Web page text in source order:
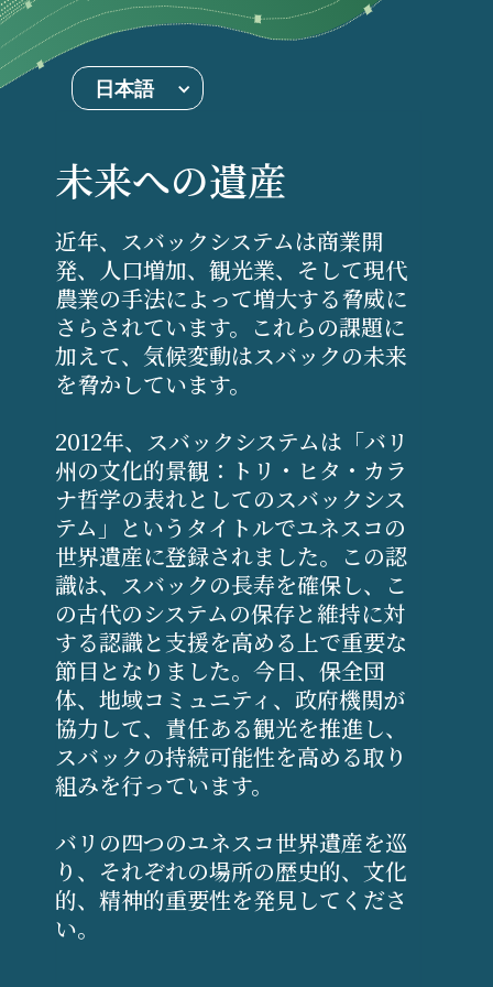
日本語
未来への遺産
近年、スバックシステムは商業開
発、人口増加、観光業、そして現代
農業の手法によって増大する脅威に
さらされています。これらの課題に
加えて、気候変動はスバックの未来
を脅かしています。
2012年、スバックシステムは「バリ
州の文化的景観：トリ・ヒタ・カラ
ナ哲学の表れとしてのスバックシス
テム」というタイトルでユネスコの
世界遺産に登録されました。この認
識は、スバックの長寿を確保し、こ
の古代のシステムの保存と維持に対
する認識と支援を高める上で重要な
節目となりました。今日、保全団
体、地域コミュニティ、政府機関が
協力して、責任ある観光を推進し、
スバックの持続可能性を高める取り
組みを行っています。
バリの四つのユネスコ世界遺産を巡
り、それぞれの場所の歴史的、文化
的、精神的重要性を発見してくださ
い。